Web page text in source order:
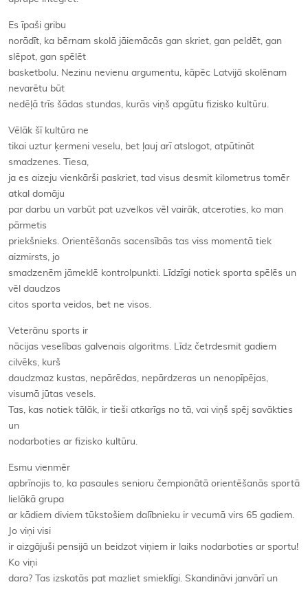
Es īpaši gribu
norādīt, ka bērnam skolā jāiemācās gan skriet, gan peldēt, gan
slēpot, gan spēlēt
basketbolu. Nezinu nevienu argumentu, kāpēc Latvijā skolēnam
nevarētu būt
nedēļā trīs šādas stundas, kurās viņš apgūtu fizisko kultūru.
Vēlāk šī kultūra ne
tikai uztur ķermeni veselu, bet ļauj arī atslogot, atpūtināt
smadzenes. Tiesa,
ja es aizeju vienkārši paskriet, tad visus desmit kilometrus tomēr
atkal domāju
par darbu un varbūt pat uzvelkos vēl vairāk, atceroties, ko man
pārmetis
priekšnieks. Orientēšanās sacensībās tas viss momentā tiek
aizmirsts, jo
smadzenēm jāmeklē kontrolpunkti. Līdzīgi notiek sporta spēlēs un
vēl daudzos
citos sporta veidos, bet ne visos.
Veterānu sports ir
nācijas veselības galvenais algoritms. Līdz četrdesmit gadiem
cilvēks, kurš
daudzmaz kustas, nepārēdas, nepārdzeras un nenopīpējas,
visumā jūtas vesels.
Tas, kas notiek tālāk, ir tieši atkarīgs no tā, vai viņš spēj savākties
un
nodarboties ar fizisko kultūru.
Esmu vienmēr
apbrīnojis to, ka pasaules senioru čempionātā orientēšanās sportā
lielākā grupa
ar kādiem diviem tūkstošiem dalībnieku ir vecumā virs 65 gadiem.
Jo viņi visi
ir aizgājuši pensijā un beidzot viņiem ir laiks nodarboties ar sportu!
Ko viņi
dara? Tas izskatās pat mazliet smieklīgi. Skandināvi janvārī un